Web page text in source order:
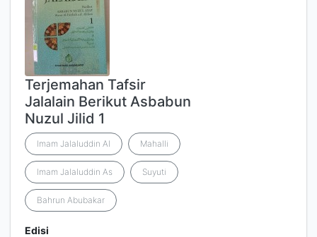
Terjemahan Tafsir
Jalalain Berikut Asbabun
Nuzul Jilid 1
Imam Jalaluddin Al Mahalli
Imam Jalaluddin As Suyuti
Bahrun Abubakar
Edisi